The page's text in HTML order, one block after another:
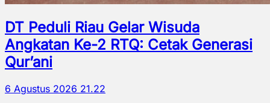
DT Peduli Riau Gelar Wisuda
Angkatan Ke-2 RTQ: Cetak Generasi
Qur’ani
6 Agustus 2026 21.22